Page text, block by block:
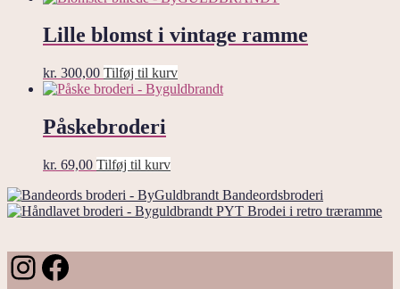
Lille blomst i vintage ramme
kr. 300,00 Tilføj til kurv
Påskebroderi
kr. 69,00 Tilføj til kurv
Bandeordsbroderi
PYT Brodei i retro træramme
Instagram
Facebook